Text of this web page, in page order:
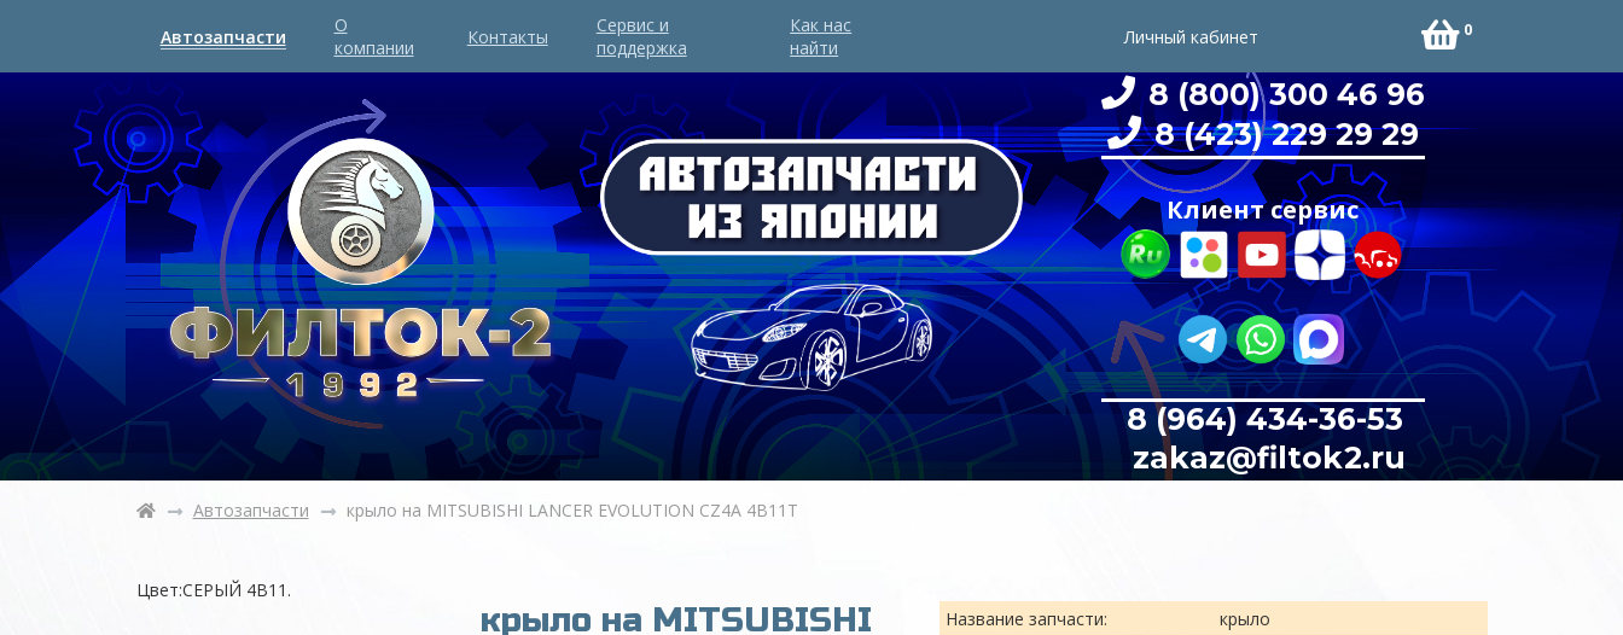
Автозапчасти
О
компании
Контакты
Сервис и
поддержка
Как нас
найти
Личный кабинет 0
8 (800) 300 46 96
8 (423) 229 29 29
Клиент сервис
8 (964) 434-36-53
zakaz@filtok2.ru
Автозапчасти крыло на MITSUBISHI LANCER EVOLUTION CZ4A 4B11T
крыло на MITSUBISHI
Название запчасти:
крыло
Цвет:СЕРЫЙ 4B11.